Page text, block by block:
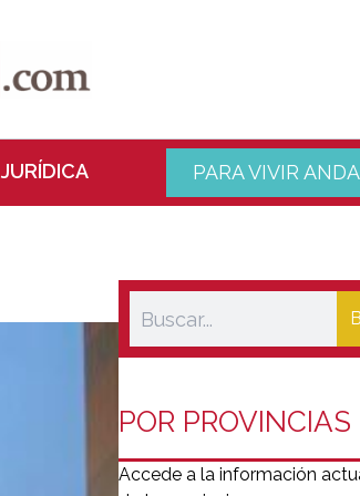
JURÍDICA PARA VIVIR
POR PROVINCIAS
Accede a la información